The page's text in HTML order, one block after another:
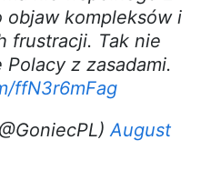
objaw kompleksów i
frustracji. Tak nie
z zasadami.
ffN3r6mFag
August